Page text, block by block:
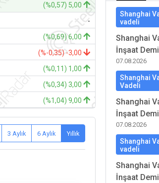
(%0,57) 5,00
-
(%0,69) 6,00
(%-0,35) -3,00
(%0,11) 1,00
(%0,34) 3,00
(%1,04) 9,00
3 Aylık 6 Aylık Yıllık
Shanghai
vadeli
Shanghai
İnşaat
07.08.2026
Shanghai
Vadeli
Shanghai
İnşaat
07.08.2026
Shanghai
vadeli
Shanghai
İnşaat